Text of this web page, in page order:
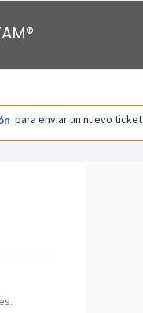
para enviar un nuevo ticket